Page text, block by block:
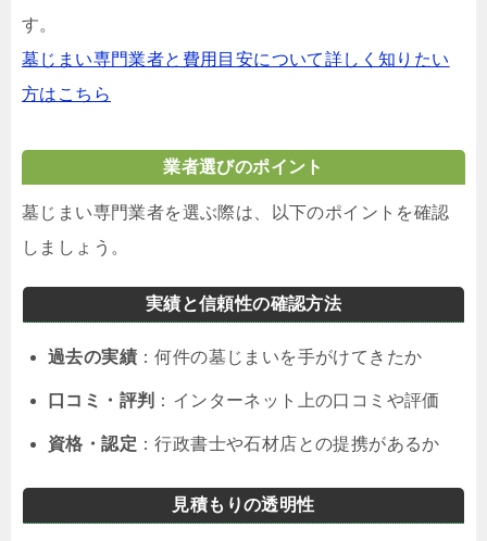
す。
墓じまい専門業者と費用目安について詳しく知りたい
方はこちら
業者選びのポイント
墓じまい専門業者を選ぶ際は、以下のポイントを確認
しましょう。
実績と信頼性の確認方法
過去の実績 ：何件の墓じまいを手がけてきたか
口コミ・評判 ：インターネット上の口コミや評価
資格・認定 ：行政書士や石材店との提携があるか
見積もりの透明性